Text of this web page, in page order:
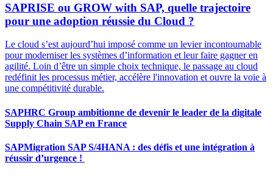
SAPRISE ou GROW with SAP, quelle trajectoire
pour une adoption réussie du Cloud ?
Le cloud s’est aujourd’hui imposé comme un levier incontournable
pour moderniser les systèmes d’information et leur faire gagner en
agilité. Loin d’être un simple choix technique, le passage au cloud
redéfinit les processus métier, accélère l'innovation et ouvre la voie à
une compétitivité durable.
SAPHRC Group ambitionne de devenir le leader de la digitale
Supply Chain SAP en France
SAPMigration SAP S/4HANA : des défis et une intégration à
réussir d’urgence !